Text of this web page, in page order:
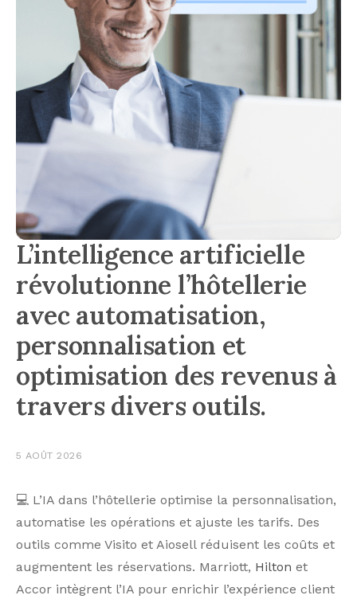
L’intelligence artificielle
révolutionne l’hôtellerie
avec automatisation,
personnalisation et
optimisation des revenus à
travers divers outils.
5 AOÛT 2026
💻 L’IA dans l’hôtellerie optimise la personnalisation,
automatise les opérations et ajuste les tarifs. Des
outils comme Visito et Aiosell réduisent les coûts et
augmentent les réservations. Marriott, Hilton et
Accor intègrent l’IA pour enrichir l’expérience client